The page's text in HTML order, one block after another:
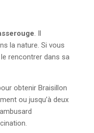
. Il
la nature. Si vous
rencontrer dans sa
obtenir Braisillon
ou jusqu’à deux